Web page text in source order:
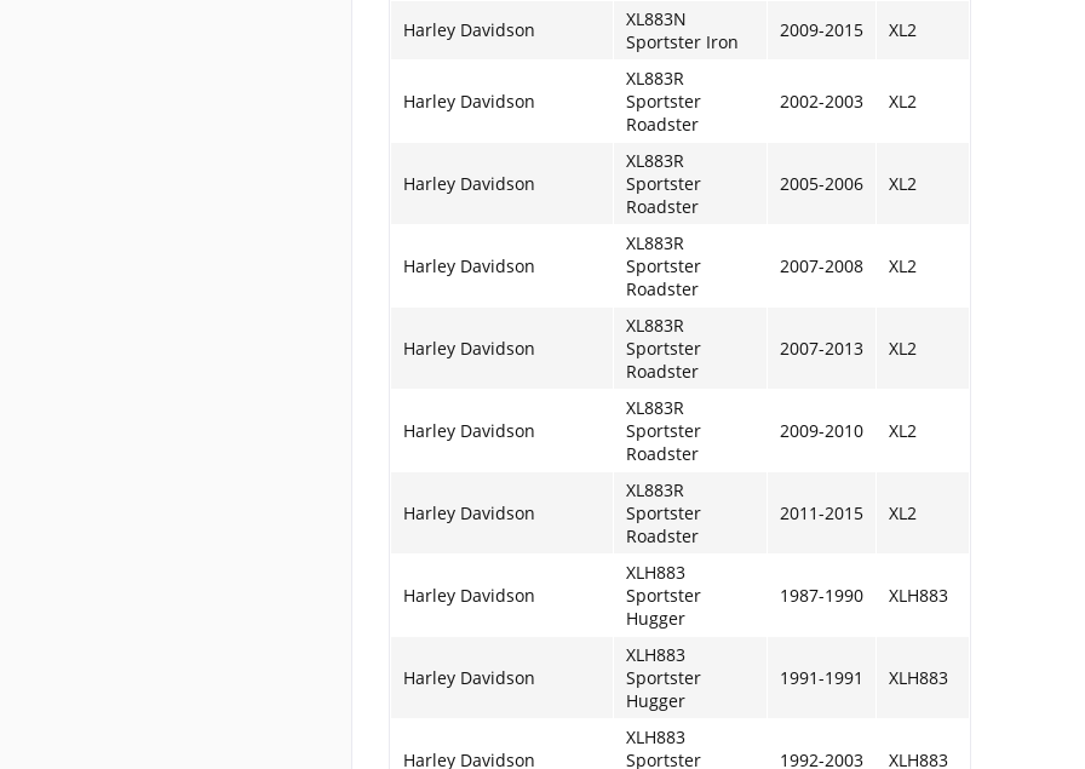
Harley Davidson
XL883N
Sportster Iron
2009-2015 XL2
Harley Davidson
XL883R
Sportster
Roadster
2002-2003 XL2
Harley Davidson
XL883R
Sportster
Roadster
2005-2006 XL2
Harley Davidson
XL883R
Sportster
Roadster
2007-2008 XL2
Harley Davidson
XL883R
Sportster
Roadster
2007-2013 XL2
Harley Davidson
XL883R
Sportster
Roadster
2009-2010 XL2
Harley Davidson
XL883R
Sportster
Roadster
2011-2015 XL2
Harley Davidson
XLH883
Sportster
Hugger
1987-1990 XLH883
Harley Davidson
XLH883
Sportster
Hugger
1991-1991 XLH883
Harley Davidson
XLH883
Sportster
1992-2003 XLH883